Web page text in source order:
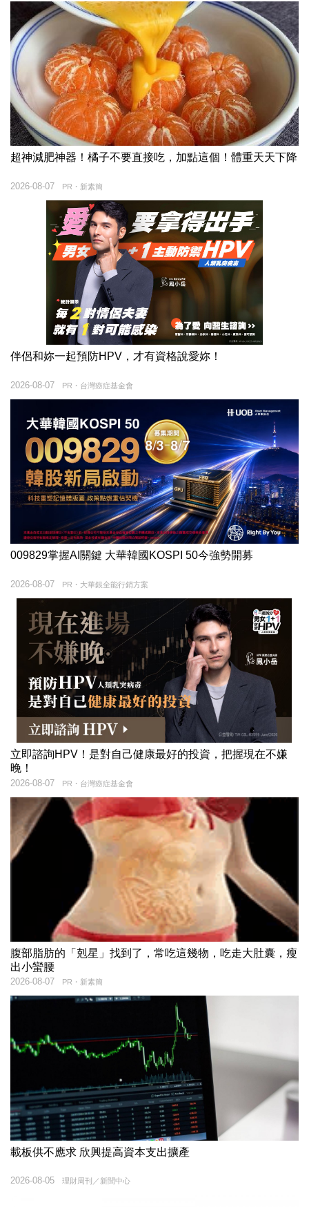
超神減肥神器！橘子不要直接吃，加點這個！體重天天下降
PR・新素簡
2026-08-07
伴侶和妳一起預防HPV，才有資格說愛妳！
PR・台灣癌症基金會
2026-08-07
009829掌握AI關鍵 大華韓國KOSPI 50今強勢開募
PR・大華銀全能行銷方案
2026-08-07
立即諮詢HPV！是對自己健康最好的投資，把握現在不嫌
晚！
PR・台灣癌症基金會
2026-08-07
腹部脂肪的「剋星」找到了，常吃這幾物，吃走大肚囊，瘦
出小蠻腰
PR・新素簡
2026-08-07
載板供不應求 欣興提高資本支出擴產
理財周刊／新聞中心
2026-08-05